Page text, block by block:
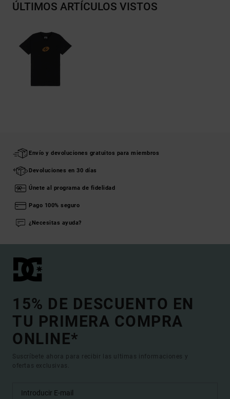
ÚLTIMOS ARTÍCULOS VISTOS
Envío y devoluciones gratuitos para miembros
Devoluciones en 30 días
Únete al programa de fidelidad
Pago 100% seguro
¿Necesitas ayuda?
15% DE DESCUENTO EN
TU PRIMERA COMPRA
ONLINE*
Suscríbete ahora para recibir las ultimas informaciones y
ofertas exclusivas.